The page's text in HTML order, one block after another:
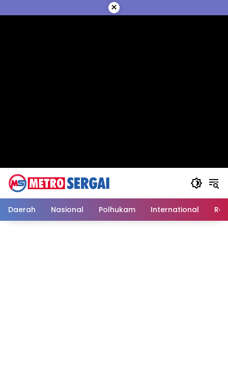
ke
×
Daerah Nasional Polhukam International